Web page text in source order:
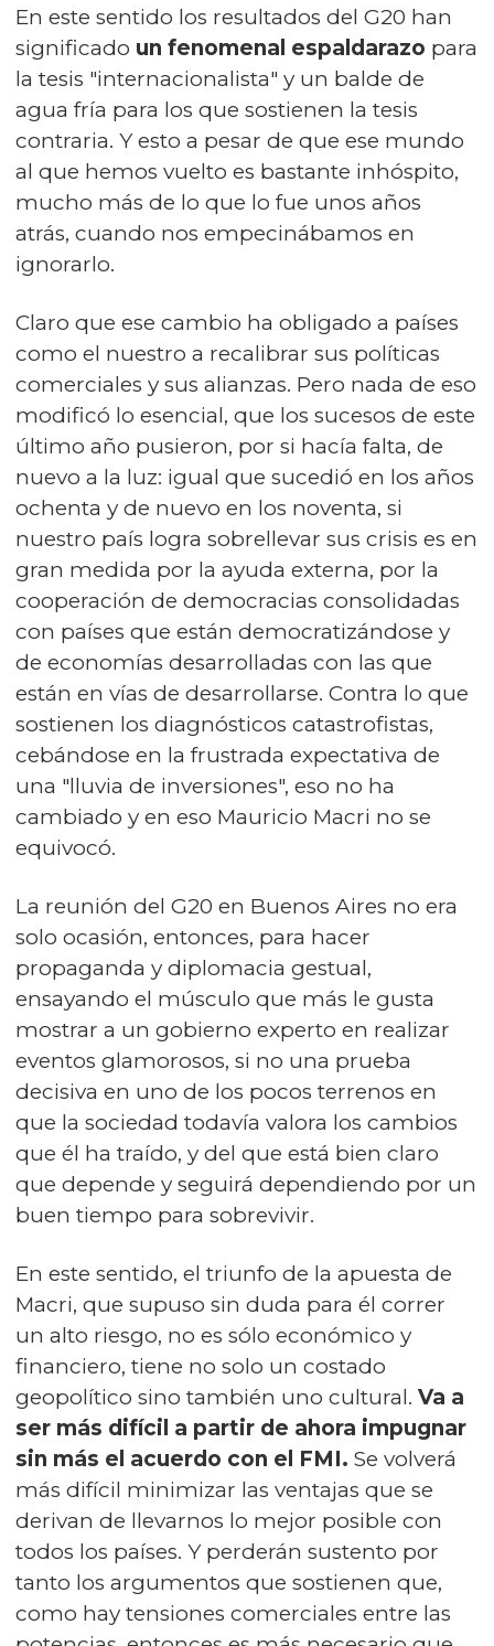
En este sentido los resultados del G20 han
significado un fenomenal espaldarazo para
la tesis "internacionalista" y un balde de
agua fría para los que sostienen la tesis
contraria. Y esto a pesar de que ese mundo
al que hemos vuelto es bastante inhóspito,
mucho más de lo que lo fue unos años
atrás, cuando nos empecinábamos en
ignorarlo.
Claro que ese cambio ha obligado a países
como el nuestro a recalibrar sus políticas
comerciales y sus alianzas. Pero nada de eso
modificó lo esencial, que los sucesos de este
último año pusieron, por si hacía falta, de
nuevo a la luz: igual que sucedió en los años
ochenta y de nuevo en los noventa, si
nuestro país logra sobrellevar sus crisis es en
gran medida por la ayuda externa, por la
cooperación de democracias consolidadas
con países que están democratizándose y
de economías desarrolladas con las que
están en vías de desarrollarse. Contra lo que
sostienen los diagnósticos catastrofistas,
cebándose en la frustrada expectativa de
una "lluvia de inversiones", eso no ha
cambiado y en eso Mauricio Macri no se
equivocó.
La reunión del G20 en Buenos Aires no era
solo ocasión, entonces, para hacer
propaganda y diplomacia gestual,
ensayando el músculo que más le gusta
mostrar a un gobierno experto en realizar
eventos glamorosos, si no una prueba
decisiva en uno de los pocos terrenos en
que la sociedad todavía valora los cambios
que él ha traído, y del que está bien claro
que depende y seguirá dependiendo por un
buen tiempo para sobrevivir.
En este sentido, el triunfo de la apuesta de
Macri, que supuso sin duda para él correr
un alto riesgo, no es sólo económico y
financiero, tiene no solo un costado
geopolítico sino también uno cultural. Va a
ser más difícil a partir de ahora impugnar
sin más el acuerdo con el FMI. Se volverá
más difícil minimizar las ventajas que se
derivan de llevarnos lo mejor posible con
todos los países. Y perderán sustento por
tanto los argumentos que sostienen que,
como hay tensiones comerciales entre las